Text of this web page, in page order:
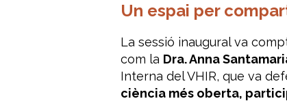
Un espai per
La sessió inaugural va
com la Dra. Anna
Interna del VHIR, que va
ciència més oberta,